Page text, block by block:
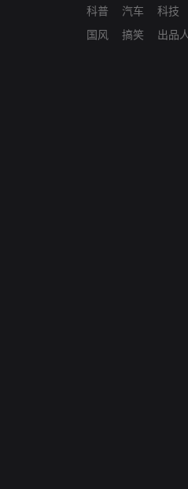
科普
国风
汽车
搞笑
科技
出品人